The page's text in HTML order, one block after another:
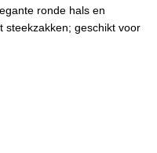
ronde hals en
steekzakken; geschikt voor